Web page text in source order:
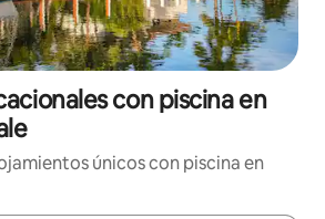
con piscina en
únicos con piscina en